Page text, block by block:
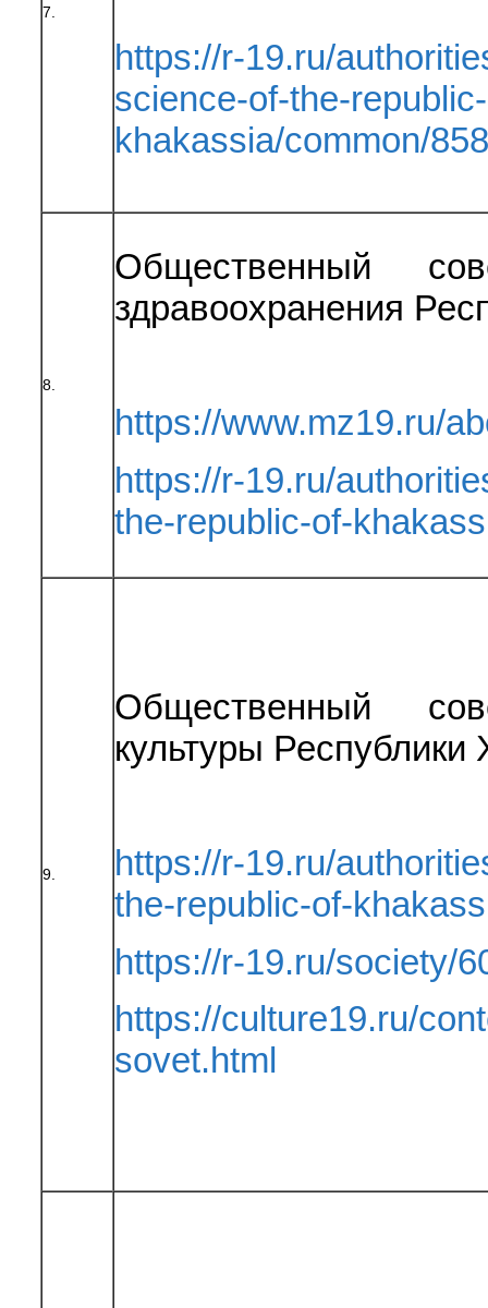
7.
https://r-19.ru/
science-of-the-
khakassia/common/
8.
Общественный
здравоохранения
https://www.mz19.ru/
https://r-19.ru/
the-republic-of-
9.
Общественный
культуры Республики
https://r-19.ru/
the-republic-of-
https://r-19.ru/society/
https://culture19.ru/
sovet.html